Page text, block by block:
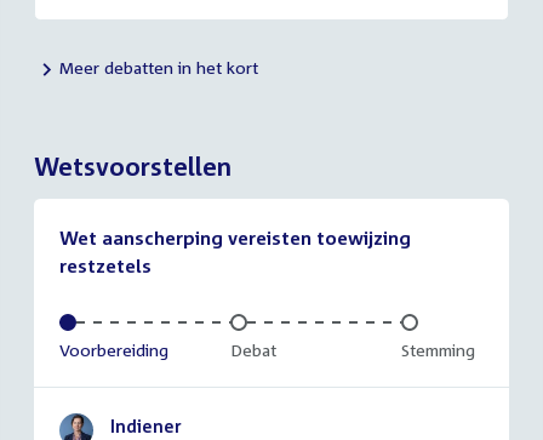
Meer debatten in het kort
Wetsvoorstellen
Wet aanscherping vereisten toewijzing
restzetels
Voltooid:
Voorbereiding Onvoltooid:
Debat Onvoltooid:
Stemming
Indiener